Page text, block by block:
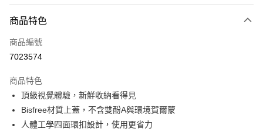
成交易。
4.訂單成立30分鐘內，如未前往確認交易或遇審核未通過，訂單將自動取
消。如遇「轉專審核」未通過狀況，表示未達大哥付你分期系統評分，恕無
1.分期款項不併入電信帳單，「大哥付你分期」於每月結算日後寄送繳費提
醒簡訊。
2.透過簡訊連結打開帳單後，可選擇「超商條碼／台灣大直營門市／銀行轉
帳／街口支付／iPASS MONEY」等通路繳費。
運送方式
付款後全家取貨
每筆NT$80，滿NT$888(含以上)免運費
每筆NT$80，滿NT$888(含以上)免運費
宅配
每筆NT$120，滿NT$1,000(含以上)免運費
商品特色
商品編號
7023574
商品特色
頂級視覺體驗，新鮮收納看得見
Bisfree材質上蓋，不含雙酚A與環境賀爾蒙
人體工學四面環扣設計，使用更省力